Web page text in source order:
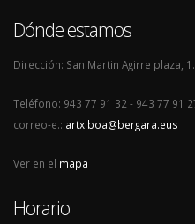
Dónde estamos
Dirección: San Martin Agirre plaza,
Teléfono: 943 77 91 32 - 943 77 91
correo-e.: artxiboa@bergara.eus
Ver en el mapa
Horario